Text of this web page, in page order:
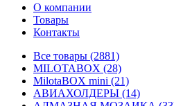
О компании
Товары
Контакты
Все товары (2881)
MILOTABOX (28)
MilotaBOX mini (21)
АВИАХОЛДЕРЫ (14)